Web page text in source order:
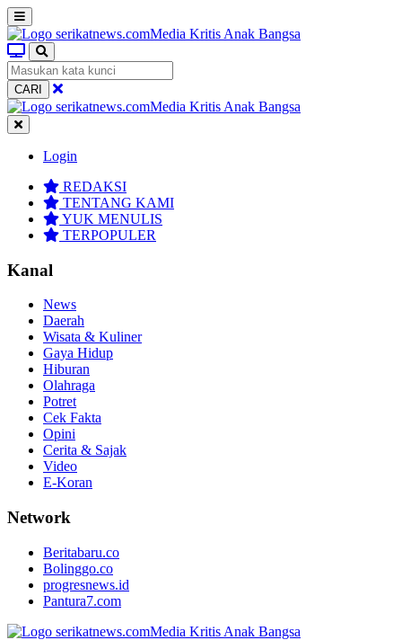
CARI
Login
REDAKSI
TENTANG KAMI
YUK MENULIS
TERPOPULER
Kanal
News
Daerah
Wisata & Kuliner
Gaya Hidup
Hiburan
Olahraga
Potret
Cek Fakta
Opini
Cerita & Sajak
Video
E-Koran
Network
Beritabaru.co
Bolinggo.co
progresnews.id
Pantura7.com